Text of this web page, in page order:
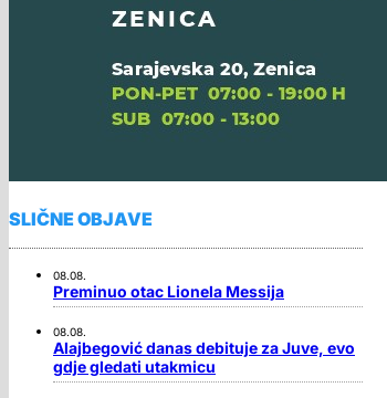
SLIČNE OBJAVE
08.08.
Preminuo otac Lionela Messija
08.08.
Alajbegović danas debituje za Juve, evo
gdje gledati utakmicu